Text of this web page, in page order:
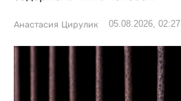
Анастасия Цирулик 05.08.2026, 02:27